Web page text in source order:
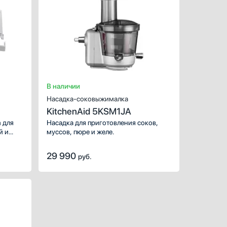
для варочных панелей
1
черный
для
и
В наличии
Насадка-соковыжималка
KitchenAid 5KSM1JA
Насадка для приготовления соков,
муссов, пюре и желе.
29 990 руб.